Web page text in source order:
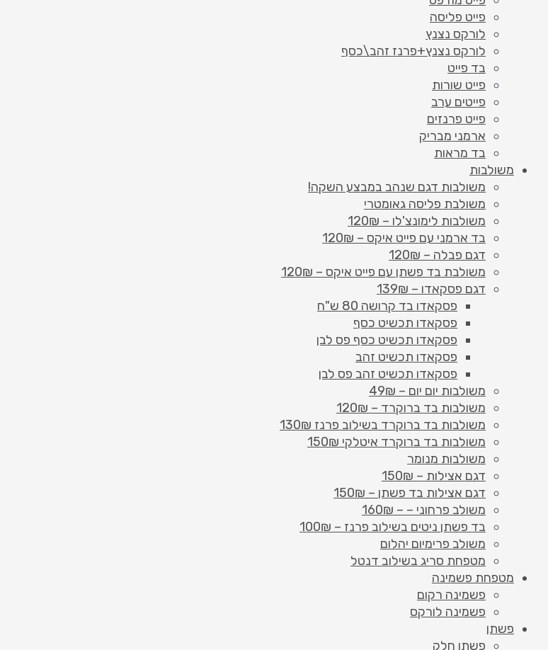
פייט פליסה
לורקס נצנץ
לורקס נצנץ+פרנז זהב\כסף
בד פייט
פייט שורות
פייטים ערב
פייט פרנזים
ארמני מבריק
בד מראות
משולבות
משולבות דגם שנהב במבצע השקה!
משולבת פליסה גאומטרי
משולבות לימונצ'לו – 120₪
בד ארמני עם פייט איקס – 120₪
דגם פבלה – 120₪
משולבת בד פשתן עם פייט איקס – 120₪
דגם פסקאדו – 139₪
פסקאדו בד קרושה 80 ש"ח
פסקאדו תכשיט כסף
פסקאדו תכשיט כסף פס לבן
פסקאדו תכשיט זהב
פסקאדו תכשיט זהב פס לבן
משולבות יום יום – 49₪
משולבות בד ברוקרד – 120₪
משולבות בד ברוקרד בשילוב פרנז 130₪
משולבות בד ברוקרד איטלקי 150₪
משולבות מנומר
דגם אצילות – 150₪
דגם אצילות בד פשתן – 150₪
משולב פרחוני – – 160₪
בד פשתן ניטים בשילוב פרנז – 100₪
משולב פרימיום יהלום
מטפחת סריג בשילוב דנטל
מטפחת פשמינה
פשמינה רקום
פשמינה לורקס
פשתן
פשתן חלק